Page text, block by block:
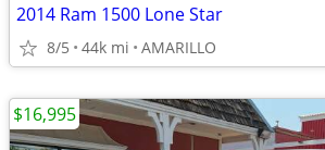
2014 Ram 1500 Lone Star
8/5 44k mi AMARILLO
$16,995